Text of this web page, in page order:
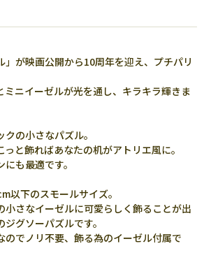
」が映画公開から10周年を迎え、プチパリ
ミニイーゼルが光を通し、キラキラ輝きま
の小さなパズル。
と飾ればあなたの机がアトリエ風に。
も最適です。
以下のスモールサイズ。
小さなイーゼルに可愛らしく飾ることが出
グソーパズルです。
のでノリ不要、飾る為のイーゼル付属で